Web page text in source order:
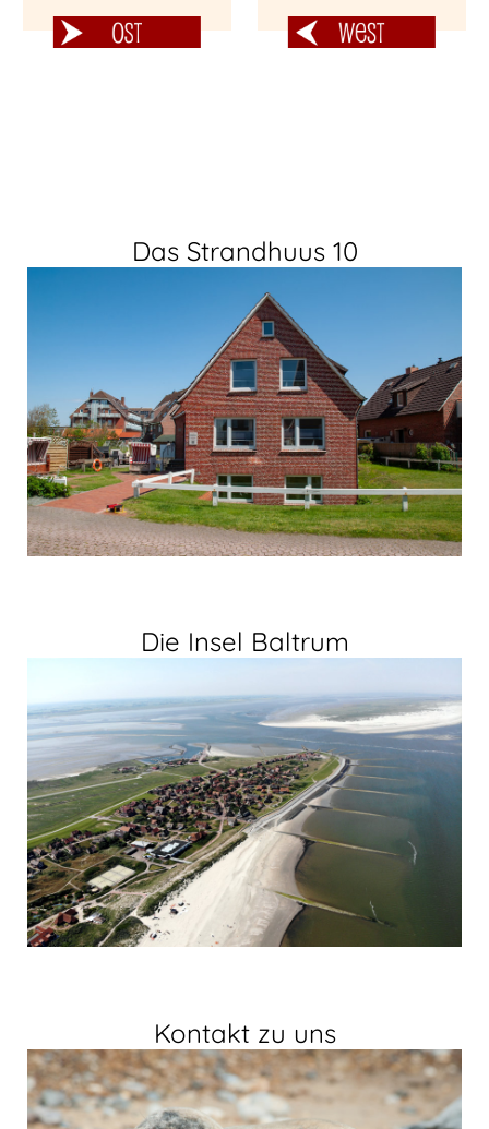
Das Strandhuus 10
Die Insel Baltrum
Kontakt zu uns